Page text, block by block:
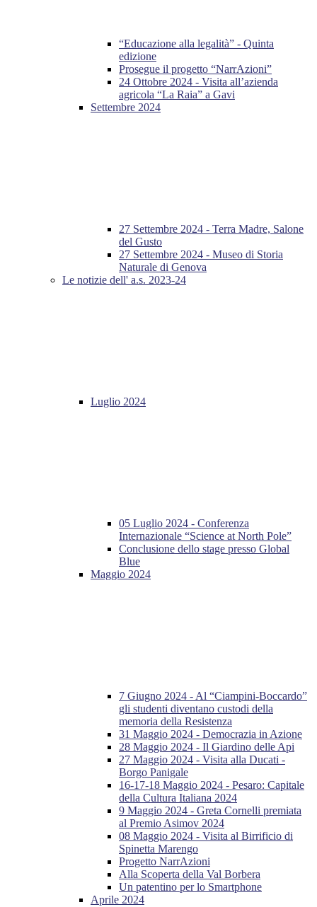
“Educazione alla legalità” - Quinta
edizione
Prosegue il progetto “NarrAzioni”
24 Ottobre 2024 - Visita all’azienda
agricola “La Raia” a Gavi
Settembre 2024
27 Settembre 2024 - Terra Madre, Salone
del Gusto
27 Settembre 2024 - Museo di Storia
Naturale di Genova
Le notizie dell' a.s. 2023-24
Luglio 2024
05 Luglio 2024 - Conferenza
Internazionale “Science at North Pole”
Conclusione dello stage presso Global
Blue
Maggio 2024
7 Giugno 2024 - Al “Ciampini-Boccardo”
gli studenti diventano custodi della
memoria della Resistenza
31 Maggio 2024 - Democrazia in Azione
28 Maggio 2024 - Il Giardino delle Api
27 Maggio 2024 - Visita alla Ducati -
Borgo Panigale
16-17-18 Maggio 2024 - Pesaro: Capitale
della Cultura Italiana 2024
9 Maggio 2024 - Greta Cornelli premiata
al Premio Asimov 2024
08 Maggio 2024 - Visita al Birrificio di
Spinetta Marengo
Progetto NarrAzioni
Alla Scoperta della Val Borbera
Un patentino per lo Smartphone
Aprile 2024